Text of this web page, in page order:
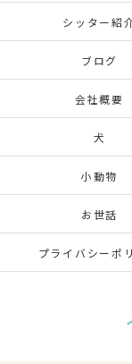
シッター紹
ブログ
会社概要
犬
小動物
お世話
プライバシーポ